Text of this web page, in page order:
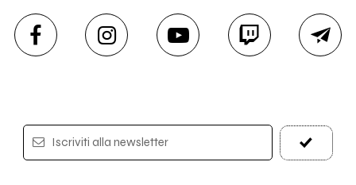
Iscriviti alla newsletter